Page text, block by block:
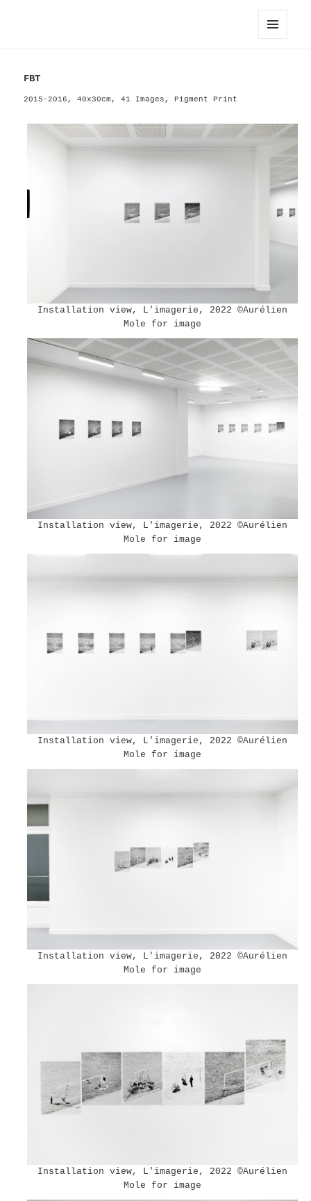
FBT
2015-2016, 40x30cm, 41 Images, Pigment Print
Installation view, L'imagerie, 2022 ©︎Aurélien
Mole for image
Installation view, L'imagerie, 2022 ©︎Aurélien
Mole for image
Installation view, L'imagerie, 2022 ©︎Aurélien
Mole for image
Installation view, L'imagerie, 2022 ©︎Aurélien
Mole for image
Installation view, L'imagerie, 2022 ©︎Aurélien
Mole for image